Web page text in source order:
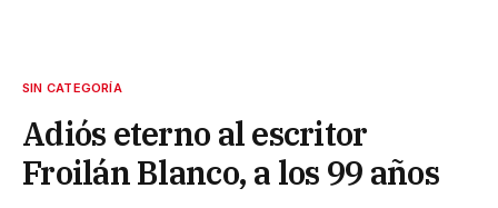
SIN CATEGORÍA
Adiós eterno al escritor
Froilán Blanco, a los 99 años